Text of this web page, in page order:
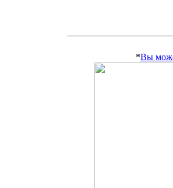
*Вы